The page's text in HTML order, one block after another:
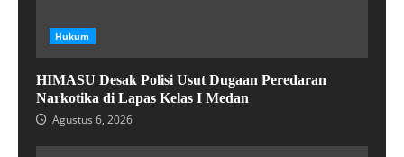
Hukum
HIMASU Desak Polisi Usut Dugaan Peredaran
Narkotika di Lapas Kelas I Medan
Agustus 6, 2026